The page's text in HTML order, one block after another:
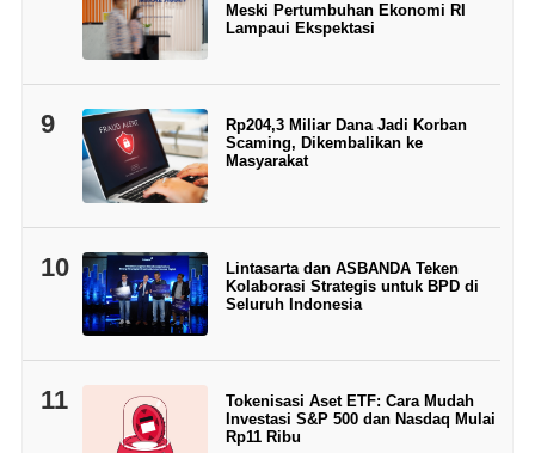
Meski Pertumbuhan Ekonomi RI
Lampaui Ekspektasi
9
Rp204,3 Miliar Dana Jadi Korban
Scaming, Dikembalikan ke
Masyarakat
10
Lintasarta dan ASBANDA Teken
Kolaborasi Strategis untuk BPD di
Seluruh Indonesia
11
Tokenisasi Aset ETF: Cara Mudah
Investasi S&P 500 dan Nasdaq Mulai
Rp11 Ribu